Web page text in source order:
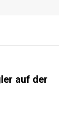
auf der